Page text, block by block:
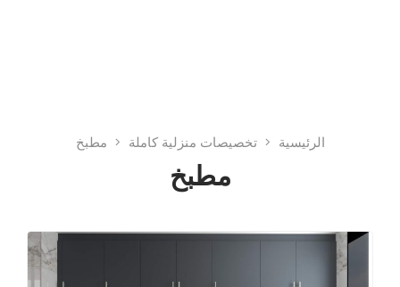
الرئيسية تخصيصات منزلية كاملة مطبخ
مطبخ